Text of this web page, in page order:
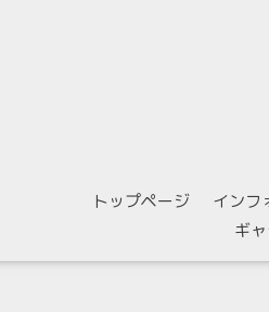
トップページ
インフ
ギ